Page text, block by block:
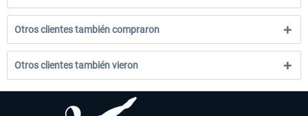
Otros clientes también compraron
Otros clientes también vieron